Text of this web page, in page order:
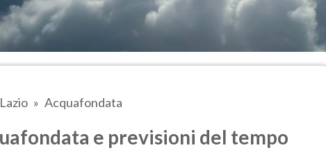
Lazio Acquafondata
e previsioni del tempo